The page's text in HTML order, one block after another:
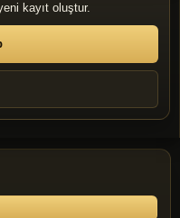
kayıt oluştur.